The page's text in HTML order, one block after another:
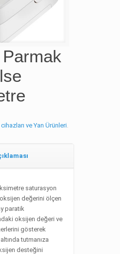
ve Yan Ürünleri.
saturasyon
değerini ölçen
paratik
oksijen değeri ve
gösterek
tutmanıza
desteğini